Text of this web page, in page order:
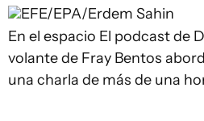
EFE/EPA/Erdem Sahin
En el espacio El podcast de
volante de Fray Bentos
una charla de más de una